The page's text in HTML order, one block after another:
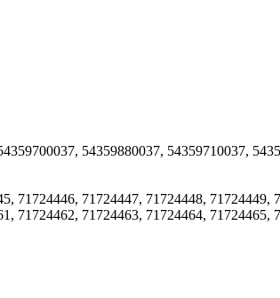
54359880037, 54359710037,
71724446, 71724447, 71724448,
71724462, 71724463, 71724464, 71724465,